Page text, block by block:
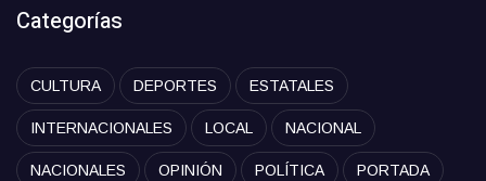
Categorías
CULTURA DEPORTES ESTATALES
INTERNACIONALES LOCAL NACIONAL
NACIONALES OPINIÓN POLÍTICA PORTADA